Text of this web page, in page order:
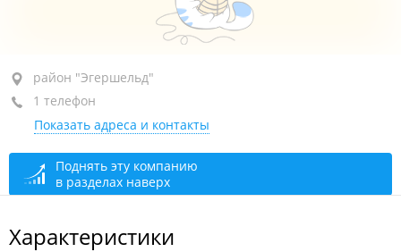
район "Эгершельд", ул. Крыгина, 40
+7 914 714-68-08
закрыто, откроется в 12:00
район "Эгершельд"
1 телефон
Показать адреса и контакты
Поднять эту компанию
в разделах наверх
Характеристики